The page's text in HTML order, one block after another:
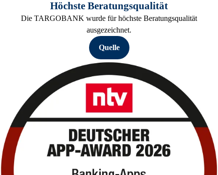
Höchste Beratungsqualität
Die TARGOBANK wurde für höchste Beratungsqualität
ausgezeichnet.
Quelle